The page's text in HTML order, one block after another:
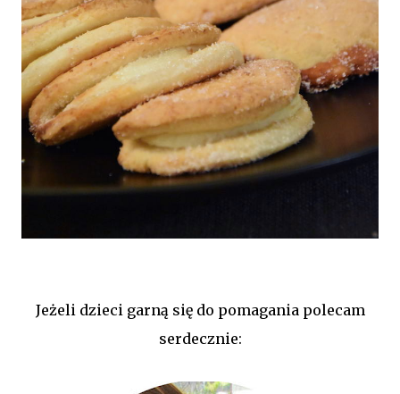
Jeżeli dzieci garną się do pomagania polecam
serdecznie: